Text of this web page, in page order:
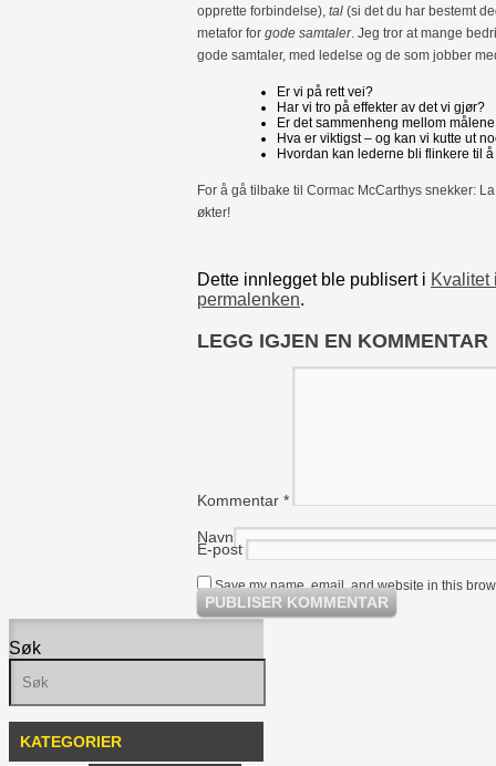
opprette forbindelse), tal (si det du har bestemt
metafor for gode samtaler. Jeg tror at mange
gode samtaler, med ledelse og de som jobber
Er vi på rett vei?
Har vi tro på effekter av det vi gjør?
Er det sammenheng mellom
Hva er viktigst – og kan vi kutte ut
Hvordan kan lederne bli flinkere til
For å gå tilbake til Cormac McCarthys snekker:
økter!
Dette innlegget ble publisert i
permalenken.
LEGG IGJEN EN KOMMENTAR
Kommentar *
Navn
E-post
Save my name, email, and website in this
Søk
KATEGORIER